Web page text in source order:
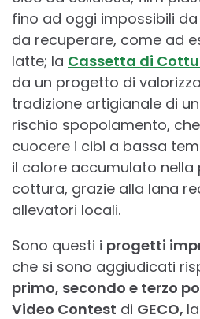
fino ad oggi impossibili
da recuperare, come ad
latte; la Cassetta di
da un progetto di
tradizione artigianale di
rischio spopolamento,
cuocere i cibi a bassa
il calore accumulato nella
cottura, grazie alla lana
allevatori locali.
Sono questi i progetti
che si sono aggiudicati
primo, secondo e terzo
Video Contest di GECO, la